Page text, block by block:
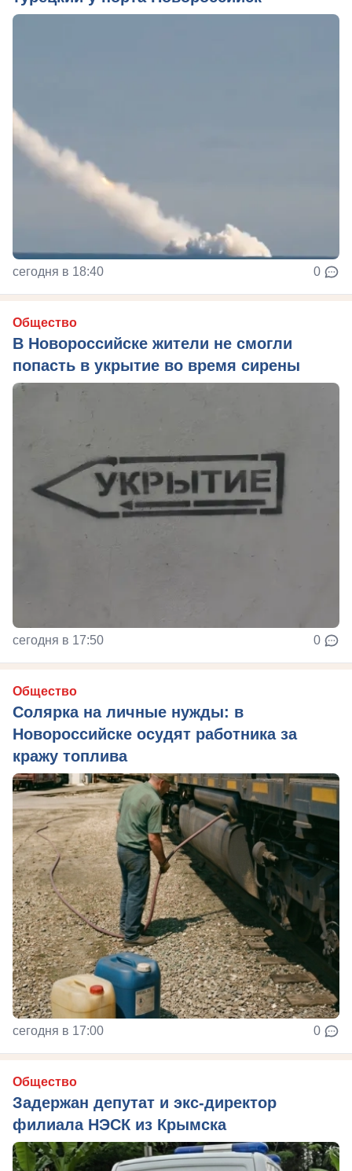
сегодня в 18:40 0
Общество
В Новороссийске жители не смогли
попасть в укрытие во время сирены
сегодня в 17:50 0
Общество
Солярка на личные нужды: в
Новороссийске осудят работника за
кражу топлива
сегодня в 17:00 0
Общество
Задержан депутат и экс-директор
филиала НЭСК из Крымска